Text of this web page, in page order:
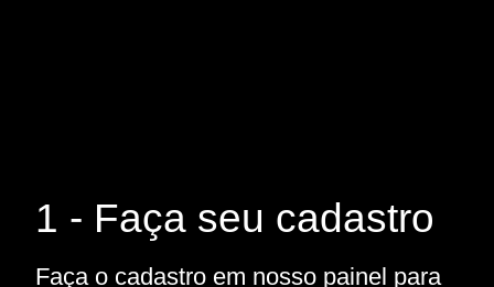
1 - Faça seu cadastro
Faça o cadastro em nosso painel para